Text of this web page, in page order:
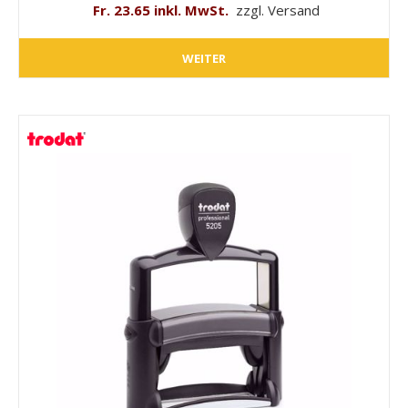
Fr. 23.65 inkl. MwSt. zzgl. Versand
WEITER